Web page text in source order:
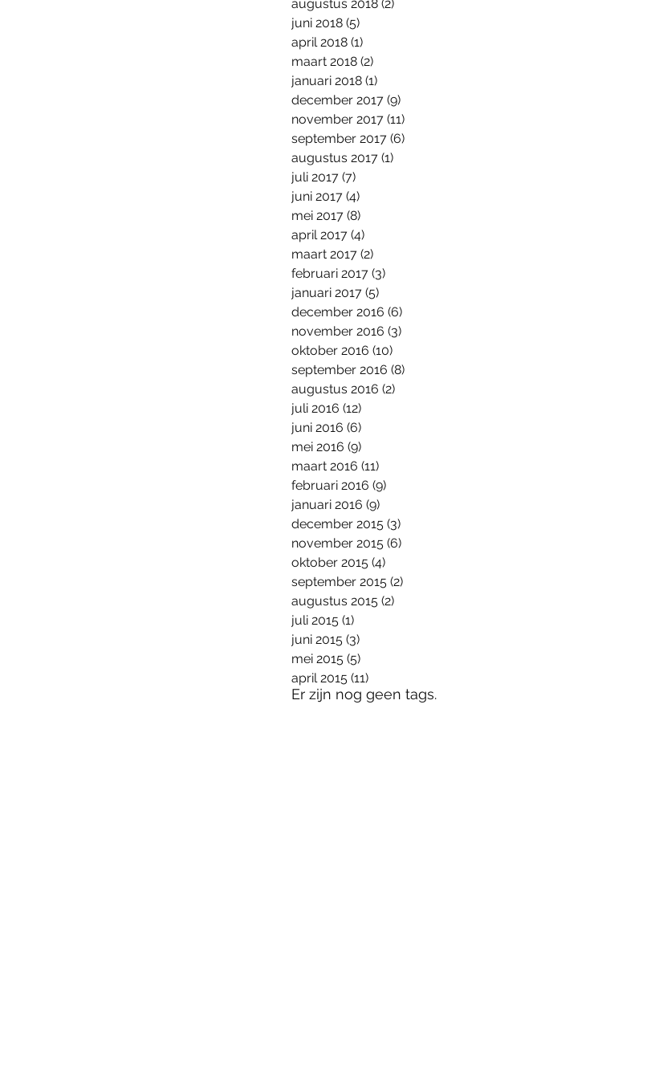
Er zijn nog geen tags.
augustus 2018 (2)
juni 2018 (5)
april 2018 (1)
maart 2018 (2)
januari 2018 (1)
december 2017 (9)
november 2017 (11)
september 2017 (6)
augustus 2017 (1)
juli 2017 (7)
juni 2017 (4)
mei 2017 (8)
april 2017 (4)
maart 2017 (2)
februari 2017 (3)
januari 2017 (5)
december 2016 (6)
november 2016 (3)
oktober 2016 (10)
september 2016 (8)
augustus 2016 (2)
juli 2016 (12)
juni 2016 (6)
mei 2016 (9)
maart 2016 (11)
februari 2016 (9)
januari 2016 (9)
december 2015 (3)
november 2015 (6)
oktober 2015 (4)
september 2015 (2)
augustus 2015 (2)
juli 2015 (1)
juni 2015 (3)
mei 2015 (5)
april 2015 (11)